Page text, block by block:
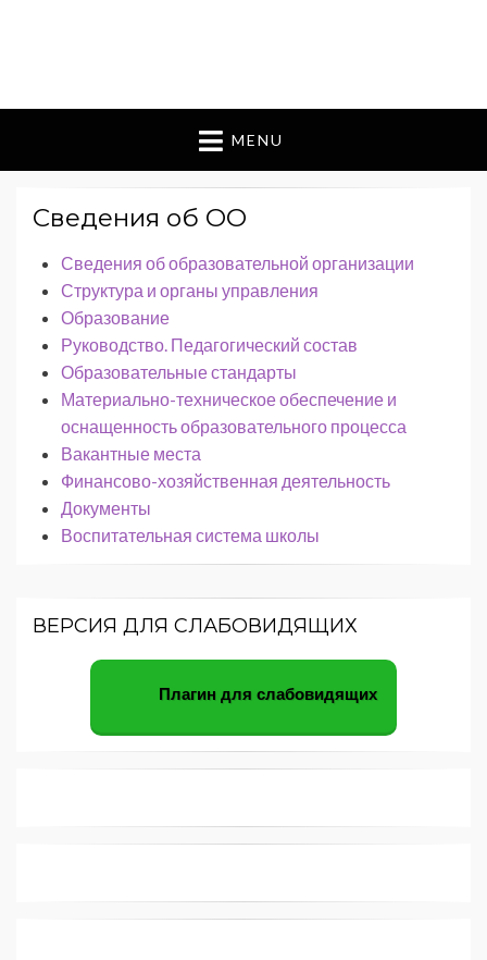
MENU
Сведения об ОО
Сведения об образовательной организации
Структура и органы управления
Образование
Руководство. Педагогический состав
Образовательные стандарты
Материально-техническое обеспечение и
оснащенность образовательного процесса
Вакантные места
Финансово-хозяйственная деятельность
Документы
Воспитательная система школы
ВЕРСИЯ ДЛЯ СЛАБОВИДЯЩИХ
Плагин для слабовидящих